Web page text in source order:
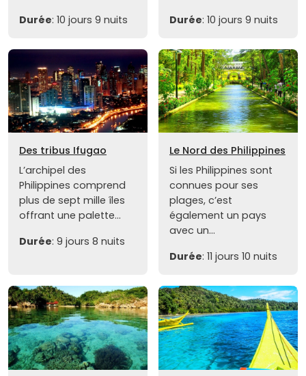
Durée: 10 jours 9 nuits
Durée: 10 jours 9 nuits
Des tribus Ifugao
L’archipel des
Philippines comprend
plus de sept mille îles
offrant une palette...
Durée: 9 jours 8 nuits
Le Nord des Philippines
Si les Philippines sont
connues pour ses
plages, c’est
également un pays
avec un...
Durée: 11 jours 10 nuits